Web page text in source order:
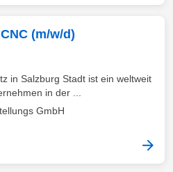
(m/w/d)
in Salzburg Stadt ist ein weltweit
in der ...
GmbH